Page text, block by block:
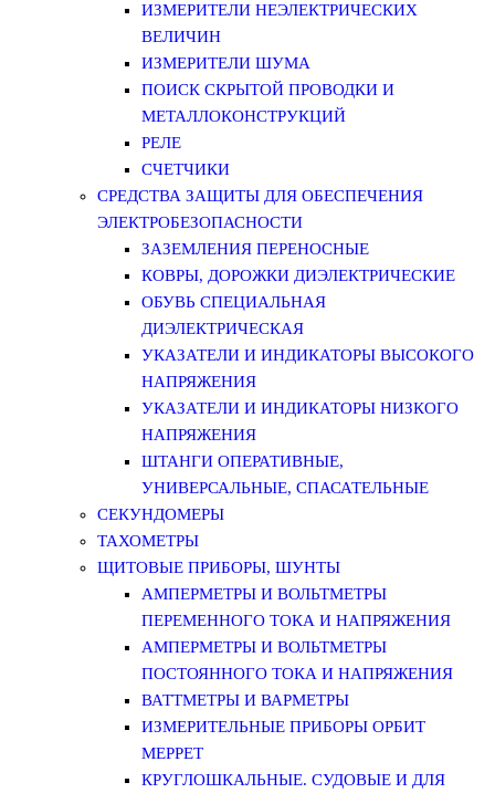
ИЗМЕРИТЕЛИ НЕЭЛЕКТРИЧЕСКИХ
ВЕЛИЧИН
ИЗМЕРИТЕЛИ ШУМА
ПОИСК СКРЫТОЙ ПРОВОДКИ И
МЕТАЛЛОКОНСТРУКЦИЙ
РЕЛЕ
СЧЕТЧИКИ
СРЕДСТВА ЗАЩИТЫ ДЛЯ ОБЕСПЕЧЕНИЯ
ЭЛЕКТРОБЕЗОПАСНОСТИ
ЗАЗЕМЛЕНИЯ ПЕРЕНОСНЫЕ
КОВРЫ, ДОРОЖКИ ДИЭЛЕКТРИЧЕСКИЕ
ОБУВЬ СПЕЦИАЛЬНАЯ
ДИЭЛЕКТРИЧЕСКАЯ
УКАЗАТЕЛИ И ИНДИКАТОРЫ ВЫСОКОГО
НАПРЯЖЕНИЯ
УКАЗАТЕЛИ И ИНДИКАТОРЫ НИЗКОГО
НАПРЯЖЕНИЯ
ШТАНГИ ОПЕРАТИВНЫЕ,
УНИВЕРСАЛЬНЫЕ, СПАСАТЕЛЬНЫЕ
СЕКУНДОМЕРЫ
ТАХОМЕТРЫ
ЩИТОВЫЕ ПРИБОРЫ, ШУНТЫ
АМПЕРМЕТРЫ И ВОЛЬТМЕТРЫ
ПЕРЕМЕННОГО ТОКА И НАПРЯЖЕНИЯ
АМПЕРМЕТРЫ И ВОЛЬТМЕТРЫ
ПОСТОЯННОГО ТОКА И НАПРЯЖЕНИЯ
ВАТТМЕТРЫ И ВАРМЕТРЫ
ИЗМЕРИТЕЛЬНЫЕ ПРИБОРЫ ОРБИТ
МЕРРЕТ
КРУГЛОШКАЛЬНЫЕ. СУДОВЫЕ И ДЛЯ